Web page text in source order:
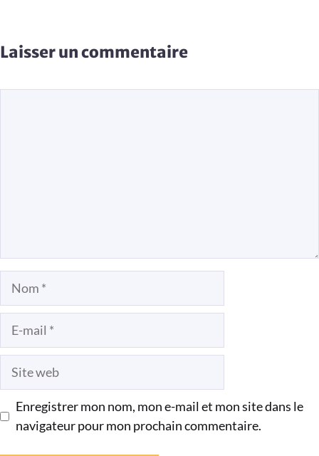
Laisser un commentaire
Enregistrer mon nom, mon e-mail et mon site dans le
navigateur pour mon prochain commentaire.